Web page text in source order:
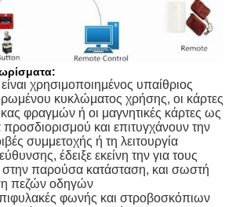
χρησιμοποιημένος υπαίθριος
κυκλώματος χρήσης, οι κάρτες
φραγμών ή οι μαγνητικές κάρτες ως
και επιτυγχάνουν την
συμμετοχής ή τη λειτουργία
έδειξε εκείνη την για τους
παρούσα κατάσταση, και σωστή
πεζών οδηγών
φωνής και στροβοσκόπιων